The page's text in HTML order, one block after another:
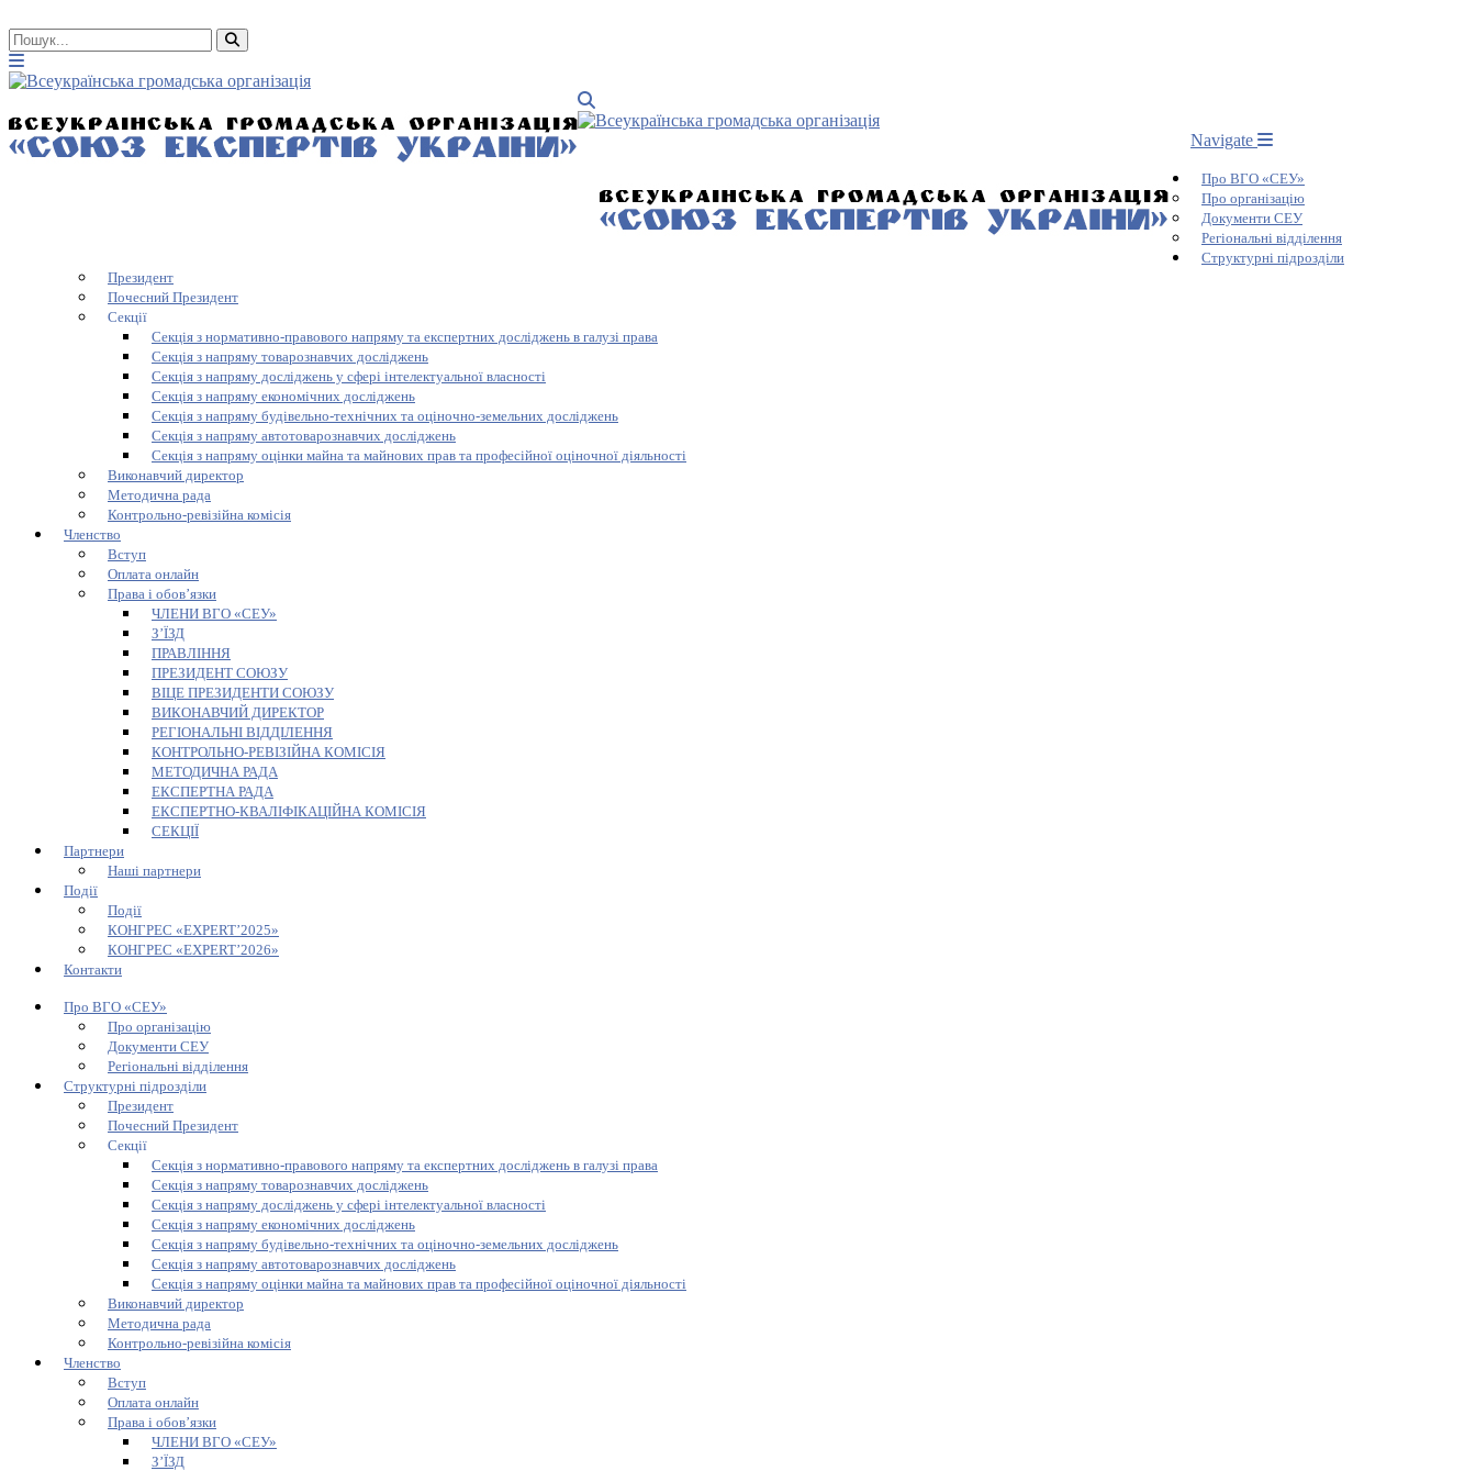
Navigate
Про ВГО «СЕУ»
Про організацію
Документи СЕУ
Регіональні відділення
Структурні підрозділи
Президент
Почесний Президент
Секції
Секція з нормативно-правового напряму та експертних досліджень в галузі права
Секція з напряму товарознавчих досліджень
Секція з напряму досліджень у сфері інтелектуальної власності
Секція з напряму економічних досліджень
Секція з напряму будівельно-технічних та оціночно-земельних досліджень
Секція з напряму автотоварознавчих досліджень
Секція з напряму оцінки майна та майнових прав та професійної оціночної діяльності
Виконавчий директор
Методична рада
Контрольно-ревізійна комісія
Членство
Вступ
Оплата онлайн
Права і обов’язки
ЧЛЕНИ ВГО «СЕУ»
З’ЇЗД
ПРАВЛІННЯ
ПРЕЗИДЕНТ СОЮЗУ
ВІЦЕ ПРЕЗИДЕНТИ СОЮЗУ
ВИКОНАВЧИЙ ДИРЕКТОР
РЕГІОНАЛЬНІ ВІДДІЛЕННЯ
КОНТРОЛЬНО-РЕВІЗІЙНА КОМІСІЯ
МЕТОДИЧНА РАДА
ЕКСПЕРТНА РАДА
ЕКСПЕРТНО-КВАЛІФІКАЦІЙНА КОМІСІЯ
СЕКЦІЇ
Партнери
Наші партнери
Події
Події
КОНГРЕС «EXPERT’2025»
КОНГРЕС «EXPERT’2026»
Контакти
Про ВГО «СЕУ»
Про організацію
Документи СЕУ
Регіональні відділення
Структурні підрозділи
Президент
Почесний Президент
Секції
Секція з нормативно-правового напряму та експертних досліджень в галузі права
Секція з напряму товарознавчих досліджень
Секція з напряму досліджень у сфері інтелектуальної власності
Секція з напряму економічних досліджень
Секція з напряму будівельно-технічних та оціночно-земельних досліджень
Секція з напряму автотоварознавчих досліджень
Секція з напряму оцінки майна та майнових прав та професійної оціночної діяльності
Виконавчий директор
Методична рада
Контрольно-ревізійна комісія
Членство
Вступ
Оплата онлайн
Права і обов’язки
ЧЛЕНИ ВГО «СЕУ»
З’ЇЗД